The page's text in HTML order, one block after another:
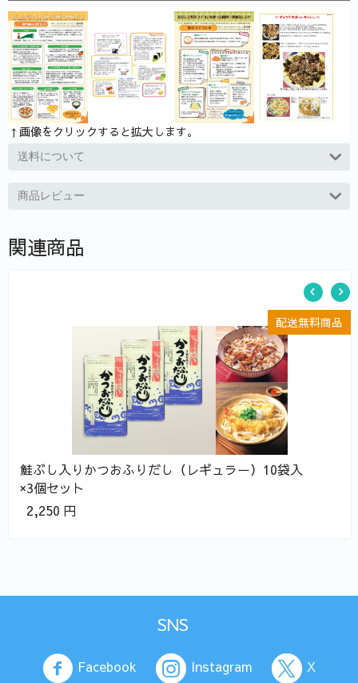
↑画像をクリックすると拡大します。
送料について
商品レビュー
関連商品
配送無料商品
鮭ぶし入りかつおふりだし（レギュラー）10袋入
×3個セット
2,250 円
SNS
Facebook Instagram X